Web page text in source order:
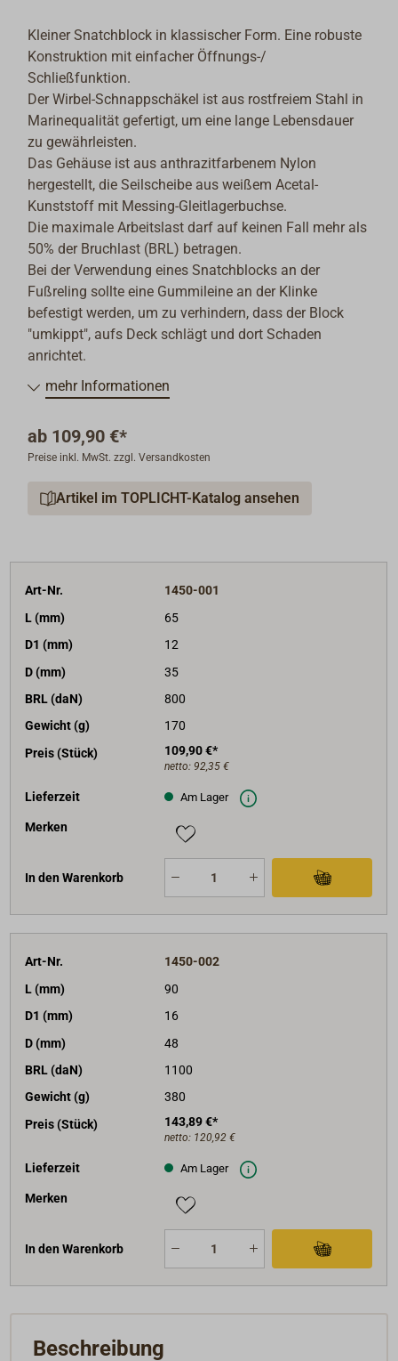
Kleiner Snatchblock in klassischer Form. Eine robuste
Konstruktion mit einfacher Öffnungs-/
Schließfunktion.
Der Wirbel-Schnappschäkel ist aus rostfreiem Stahl in
Marinequalität gefertigt, um eine lange Lebensdauer
zu gewährleisten.
Das Gehäuse ist aus anthrazitfarbenem Nylon
hergestellt, die Seilscheibe aus weißem Acetal-
Kunststoff mit Messing-Gleitlagerbuchse.
Die maximale Arbeitslast darf auf keinen Fall mehr als
50% der Bruchlast (BRL) betragen.
Bei der Verwendung eines Snatchblocks an der
Fußreling sollte eine Gummileine an der Klinke
befestigt werden, um zu verhindern, dass der Block
"umkippt", aufs Deck schlägt und dort Schaden
anrichtet.
mehr Informationen
ab 109,90 €*
Preise inkl. MwSt. zzgl. Versandkosten
Artikel im TOPLICHT-Katalog ansehen
Art-Nr.
1450-001
L (mm)
65
D1 (mm)
12
D (mm)
35
BRL (daN)
800
Gewicht (g)
170
Preis (Stück)
109,90 €*
netto: 92,35 €
Lieferzeit Am Lager
Merken
In den Warenkorb
Art-Nr.
1450-002
L (mm)
90
D1 (mm)
16
D (mm)
48
BRL (daN)
1100
Gewicht (g)
380
Preis (Stück)
143,89 €*
netto: 120,92 €
Lieferzeit Am Lager
Merken
In den Warenkorb
Beschreibung